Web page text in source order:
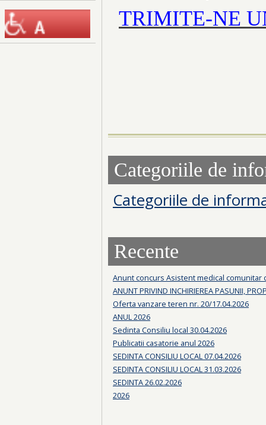
TRIMITE-NE
Categoriile de
Categoriile de
Recente
Anunt concurs Asistent medical comunitar
ANUNT PRIVIND INCHIRIEREA PASUNII,
Oferta vanzare teren nr. 20/17.04.2026
ANUL 2026
Sedinta Consiliu local 30.04.2026
Publicatii casatorie anul 2026
SEDINTA CONSILIU LOCAL 07.04.2026
SEDINTA CONSILIU LOCAL 31.03.2026
SEDINTA 26.02.2026
2026